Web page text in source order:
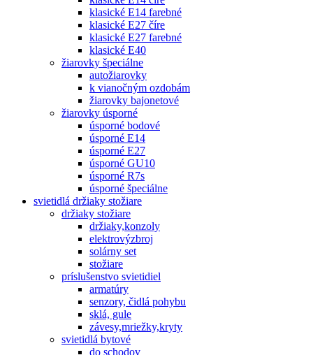
klasické E14 farebné
klasické E27 číre
klasické E27 farebné
klasické E40
žiarovky špeciálne
autožiarovky
k vianočným ozdobám
žiarovky bajonetové
žiarovky úsporné
úsporné bodové
úsporné E14
úsporné E27
úsporné GU10
úsporné R7s
úsporné špeciálne
svietidlá držiaky stožiare
držiaky stožiare
držiaky,konzoly
elektrovýzbroj
solárny set
stožiare
príslušenstvo svietidiel
armatúry
senzory, čidlá pohybu
sklá, gule
závesy,mriežky,kryty
svietidlá bytové
do schodov